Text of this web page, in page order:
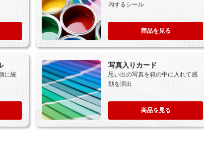
内するシール
商品を見る
に統
写真入りカード
思い出の写真を箱の中に入れて感
動を演出
商品を見る